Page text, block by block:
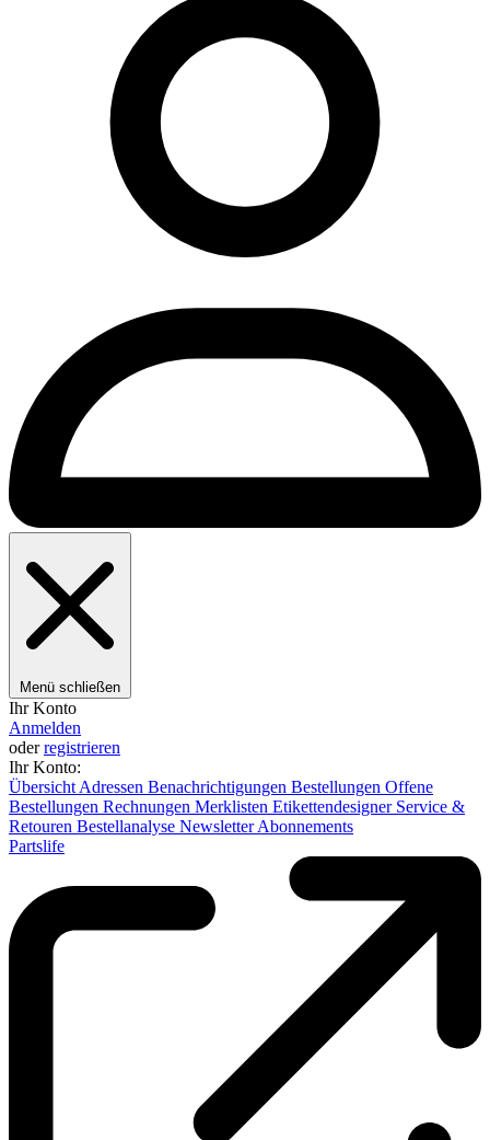
Menü schließen
Ihr Konto
Anmelden
oderregistrieren
Ihr Konto:
Übersicht Adressen Benachrichtigungen Bestellungen Offene
Bestellungen Rechnungen Merklisten Etikettendesigner Service &
Retouren Bestellanalyse NewsletterAbonnements
Partslife